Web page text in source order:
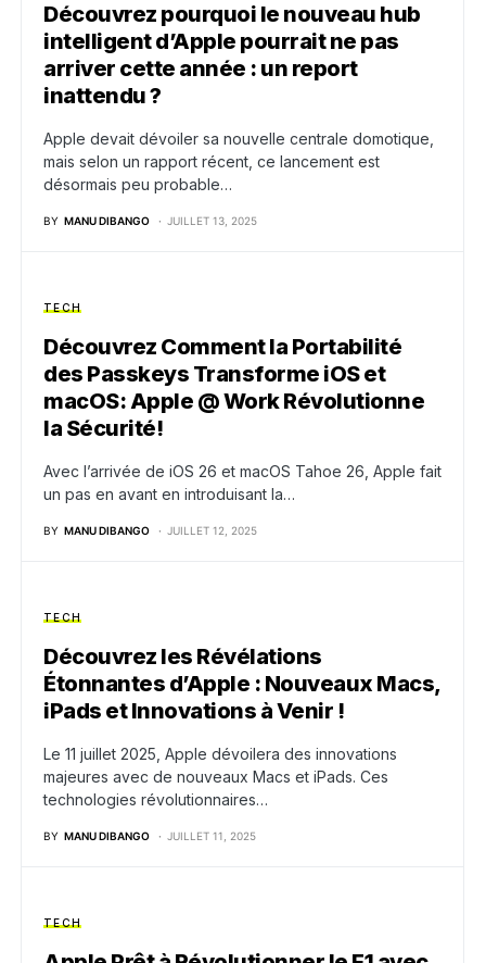
Découvrez pourquoi le nouveau hub
intelligent d’Apple pourrait ne pas
arriver cette année : un report
inattendu ?
Apple devait dévoiler sa nouvelle centrale domotique,
mais selon un rapport récent, ce lancement est
désormais peu probable…
BY MANU DIBANGO JUILLET 13, 2025
TECH
Découvrez Comment la Portabilité
des Passkeys Transforme iOS et
macOS: Apple @ Work Révolutionne
la Sécurité!
Avec l’arrivée de iOS 26 et macOS Tahoe 26, Apple fait
un pas en avant en introduisant la…
BY MANU DIBANGO JUILLET 12, 2025
TECH
Découvrez les Révélations
Étonnantes d’Apple : Nouveaux Macs,
iPads et Innovations à Venir !
Le 11 juillet 2025, Apple dévoilera des innovations
majeures avec de nouveaux Macs et iPads. Ces
technologies révolutionnaires…
BY MANU DIBANGO JUILLET 11, 2025
TECH